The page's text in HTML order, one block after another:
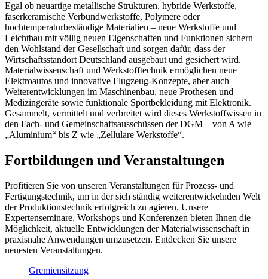
Egal ob neuartige metallische Strukturen, hybride Werkstoffe,
faserkeramische Verbundwerkstoffe, Polymere oder
hochtemperaturbeständige Materialien – neue Werkstoffe und
Leichtbau mit völlig neuen Eigenschaften und Funktionen sichern
den Wohlstand der Gesellschaft und sorgen dafür, dass der
Wirtschaftsstandort Deutschland ausgebaut und gesichert wird.
Materialwissenschaft und Werkstofftechnik ermöglichen neue
Elektroautos und innovative Flugzeug-Konzepte, aber auch
Weiterentwicklungen im Maschinenbau, neue Prothesen und
Medizingeräte sowie funktionale Sportbekleidung mit Elektronik.
Gesammelt, vermittelt und verbreitet wird dieses Werkstoffwissen in
den Fach- und Gemeinschaftsausschüssen der DGM – von A wie
„Aluminium“ bis Z wie „Zellulare Werkstoffe“.
Fortbildungen und Veranstaltungen
Profitieren Sie von unseren Veranstaltungen für Prozess- und
Fertigungstechnik, um in der sich ständig weiterentwickelnden Welt
der Produktionstechnik erfolgreich zu agieren. Unsere
Expertenseminare, Workshops und Konferenzen bieten Ihnen die
Möglichkeit, aktuelle Entwicklungen der Materialwissenschaft in
praxisnahe Anwendungen umzusetzen. Entdecken Sie unsere
neuesten Veranstaltungen.
Gremiensitzung